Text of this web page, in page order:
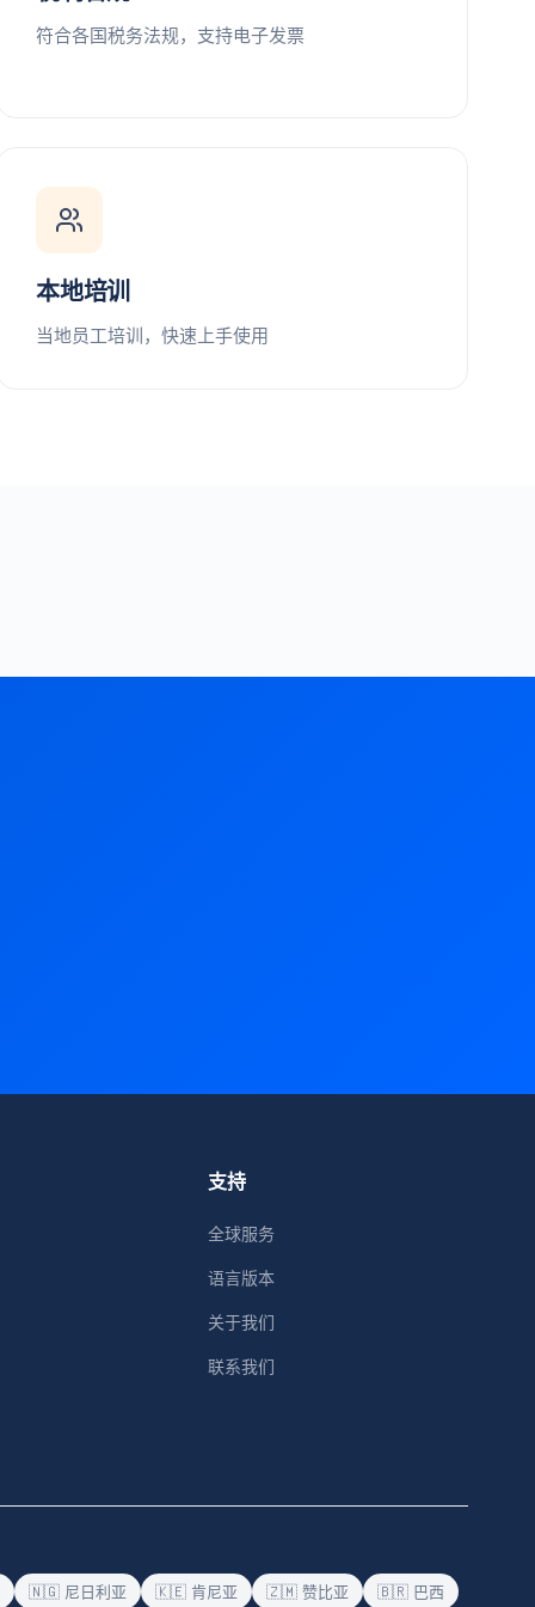
符合各国税务法规，支持电子发票
本地培训
当地员工培训，快速上手使用
支持
全球服务
语言版本
关于我们
联系我们
🇳🇬 尼日利亚 🇰🇪 肯尼亚 🇿🇲 赞比亚 🇧🇷 巴西